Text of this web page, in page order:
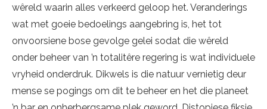
wêreld waarin alles verkeerd geloop het. Veranderings
wat met goeie bedoelings aangebring is, het tot
onvoorsiene bose gevolge gelei sodat die wêreld
onder beheer van ’n totalitêre regering is wat individuele
vryheid onderdruk. Dikwels is die natuur vernietig deur
mense se pogings om dit te beheer en het die planeet